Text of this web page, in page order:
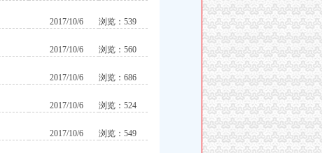
2017/10/6 浏览：539
2017/10/6 浏览：560
2017/10/6 浏览：686
2017/10/6 浏览：524
2017/10/6 浏览：549